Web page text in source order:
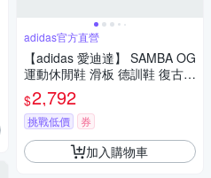
adidas官方直營
【adidas 愛迪達】 SAMBA OG
運動休閒鞋 滑板 德訓鞋 復古
女鞋 - Originals IH4003
$2,792
挑戰低價 券
加入購物車